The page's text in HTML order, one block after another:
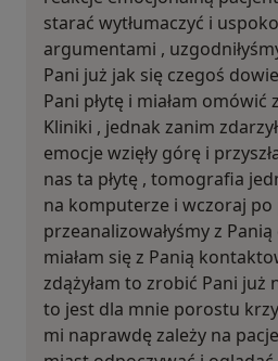
starać wytłumaczyć i
argumentami ,
Pani już jak się czegoś
Pani płytę i miałam omówić
Kliniki , jednak zanim
emocje wzięły górę i
nas ta płytę , tomografia
na komputerze i wczoraj po
przeanalizowałyśmy z
miałam się z Panią
zdążyłam to zrobić Pani już
to jest dla mnie porostu
mi naprawdę zależy na